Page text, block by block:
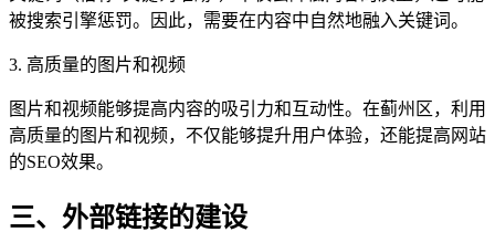
被搜索引擎惩罚。因此，需要在内容中自然地融入关键词。
3. 高质量的图片和视频
图片和视频能够提高内容的吸引力和互动性。在蓟州区，利用
高质量的图片和视频，不仅能够提升用户体验，还能提高网站
的SEO效果。
三、外部链接的建设